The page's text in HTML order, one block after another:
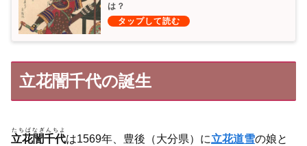
は？
立花誾千代の誕生
立花誾千代
たちばなぎんちよ
は1569年、豊後（大分県）に立花道雪の娘と